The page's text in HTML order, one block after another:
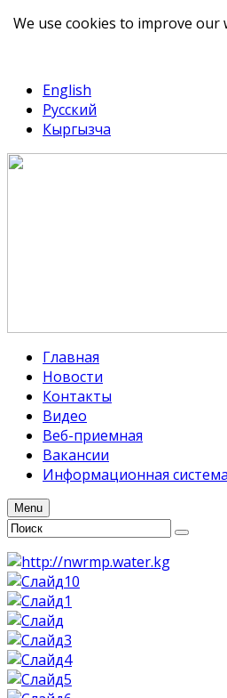
English
Русский
Кыргызча
Главная
Новости
Контакты
Видео
Веб-приемная
Вакансии
Информационная
Menu
We use cookies to improve